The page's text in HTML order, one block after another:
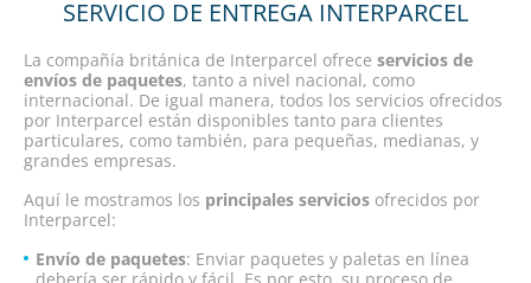
SERVICIO DE ENTREGA INTERPARCEL
La compañía británica de Interparcel ofrece servicios de
envíos de paquetes, tanto a nivel nacional, como
internacional. De igual manera, todos los servicios ofrecidos
por Interparcel están disponibles tanto para clientes
particulares, como también, para pequeñas, medianas, y
grandes empresas.
Aquí le mostramos los principales servicios ofrecidos por
Interparcel:
Envío de paquetes: Enviar paquetes y paletas en línea